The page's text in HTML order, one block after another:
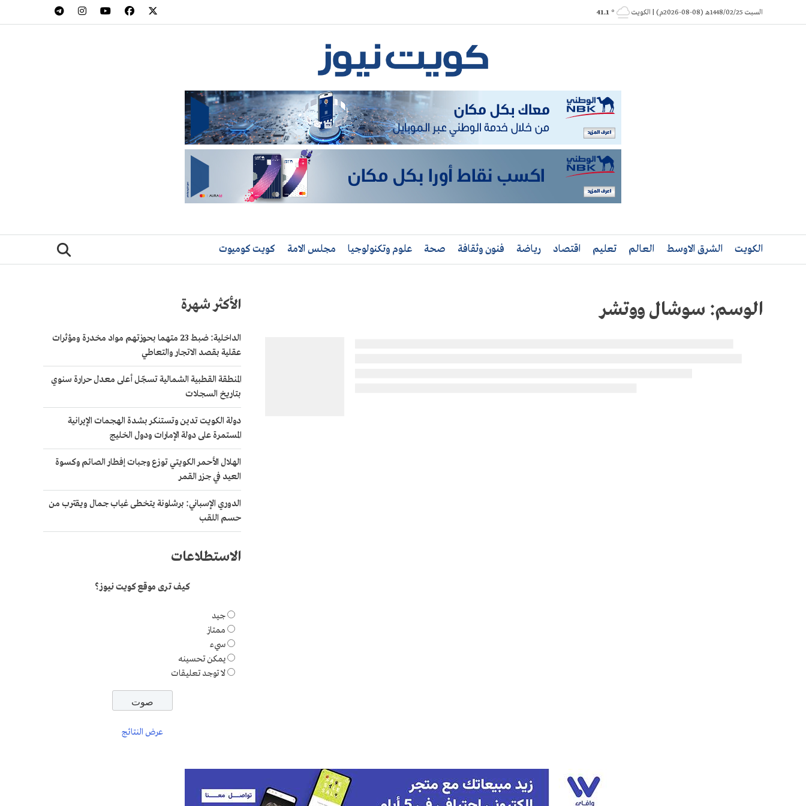
to
السبت 1448/02/25هـ (08-08-2026م) | الكويت ° 41.1
الكويت الشرق الاوسط العالم تعليم اقتصاد رياضة فنون وثقافة صحة علوم وتكنولوجيا مجلس الامة كويت كوميوت
الوسم: سوشال ووتشر الأكثر شهرة
الداخلية: ضبط 23 متهما بحوزتهم مواد مخدرة ومؤثرات
عقلية بقصد الاتجار والتعاطي
المنطقة القطبية الشمالية تسجّل أعلى معدل حرارة سنوي
بتاريخ السجلات
دولة الكويت تدين وتستنكر بشدة الهجمات الإيرانية
المستمرة على دولة الإمارات ودول الخليج
الهلال الأحمر الكويتي توزع وجبات إفطار الصائم وكسوة
العيد في جزر القمر
الدوري الإسباني: برشلونة يتخطى غياب جمال ويقترب من
حسم اللقب
الاستطلاعات
كيف ترى موقع كويت نيوز؟
جيد
ممتاز
سيء
يمكن تحسينه
لا توجد تعليقات
عرض النتائج